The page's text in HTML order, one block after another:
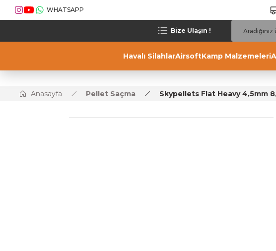
WHATSAPP
Bize Ulaşın !
Havalı SilahlarAirsoftKamp Malzemeleri
Anasayfa Pellet Saçma Skypellets Flat Heavy 4,5mm